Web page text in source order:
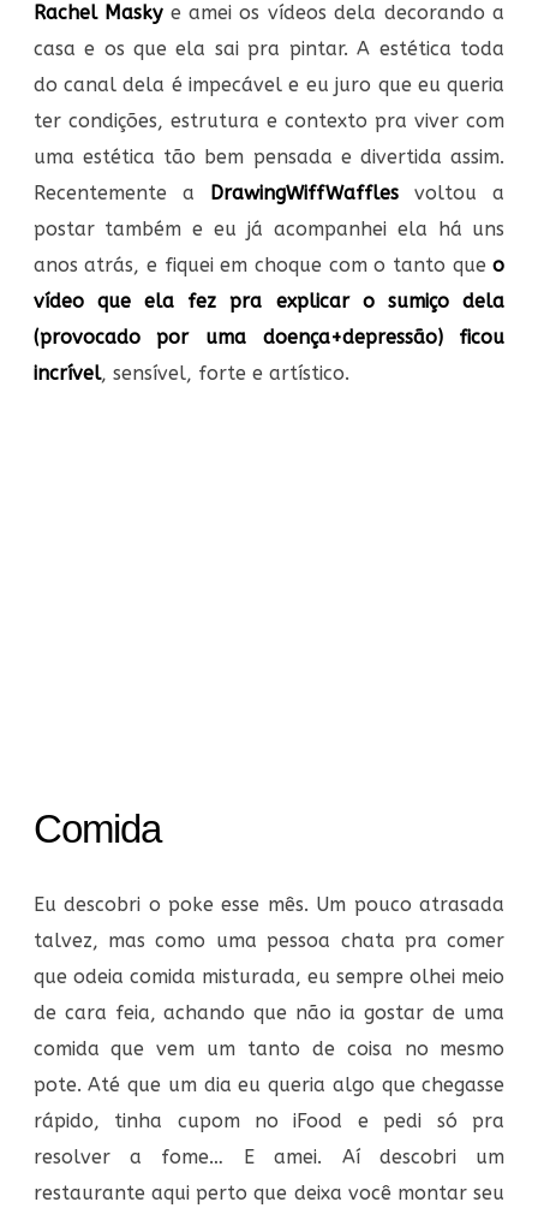
Rachel Maskye amei os vídeos dela decorando a
casa e os que ela sai pra pintar. A estética toda
do canal dela é impecável e eu juro que eu queria
ter condições, estrutura e contexto pra viver com
uma estética tão bem pensada e divertida assim.
Recentemente a DrawingWiffWafflesvoltou a
postar também e eu já acompanhei ela há uns
anos atrás, e fiquei em choque com o tanto queo
vídeo que ela fez pra explicar o sumiço dela
(provocado por uma doença+depressão) ficou
incrível, sensível, forte e artístico.
Comida
Eu descobri o poke esse mês. Um pouco atrasada
talvez, mas como uma pessoa chata pra comer
que odeia comida misturada, eu sempre olhei meio
de cara feia, achando que não ia gostar de uma
comida que vem um tanto de coisa no mesmo
pote. Até que um dia eu queria algo que chegasse
rápido, tinha cupom no iFood e pedi só pra
resolver a fome… E amei. Aí descobri um
restaurante aqui perto que deixa você montar seu